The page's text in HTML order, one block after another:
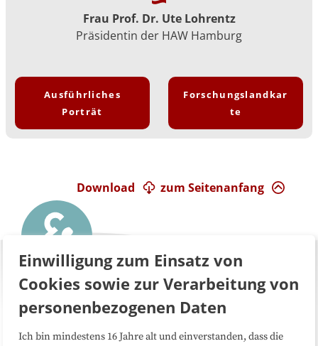
Frau Prof. Dr. Ute Lohrentz
Präsidentin der HAW Hamburg
Ausführliches
Porträt
Forschungslandkar
te
zum Seitenanfang
Download
Über uns FAQ
Einwilligung zum Einsatz von
Cookies sowie zur Verarbeitung von
personenbezogenen Daten
Ich bin mindestens 16 Jahre alt und einverstanden, dass die